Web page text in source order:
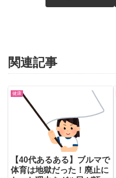
関連記事
健康
【40代あるある】ブルマで
体育は地獄だった！廃止に